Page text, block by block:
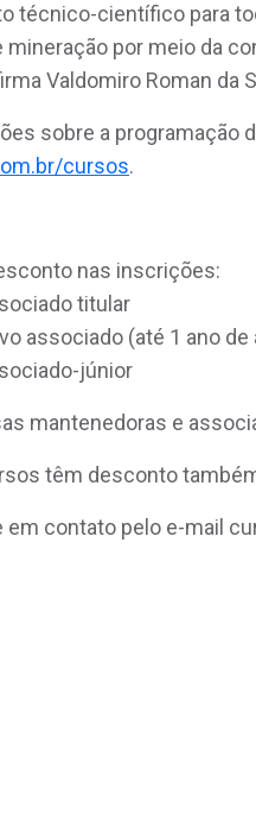
técnico-científico para
mineração por meio da
Valdomiro Roman da
sobre a programação
cursos.
nas inscrições:
titular
associado (até 1 ano
júnior
mantenedoras e
têm desconto
contato pelo e-mail